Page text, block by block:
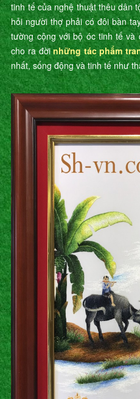
tinh tế của nghệ thuật thêu dân
hỏi người thợ phải có đôi bàn
tường cộng với bộ óc tinh tế
cho ra đờinhững tác phẩm
nhất, sống động và tinh tế như